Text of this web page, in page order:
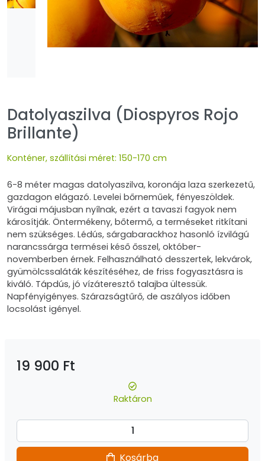
Datolyaszilva (Diospyros Rojo
Brillante)
Konténer, szállítási méret: 150-170 cm
6-8 méter magas datolyaszilva, koronája laza szerkezetű,
gazdagon elágazó. Levelei bőrneműek, fényeszöldek.
Virágai májusban nyílnak, ezért a tavaszi fagyok nem
károsítják. Öntermékeny, bőtermő, a terméseket ritkítani
nem szükséges. Lédús, sárgabarackhoz hasonló ízvilágú
narancssárga termései késő ősszel, október-
novemberben érnek. Felhasználható desszertek, lekvárok,
gyümölcssaláták készítéséhez, de friss fogyasztásra is
kiváló. Tápdús, jó vízáteresztő talajba ültessük.
Napfényigényes. Szárazságtűrő, de aszályos időben
locsolást igényel.
19 900 Ft
Raktáron
Kosárba